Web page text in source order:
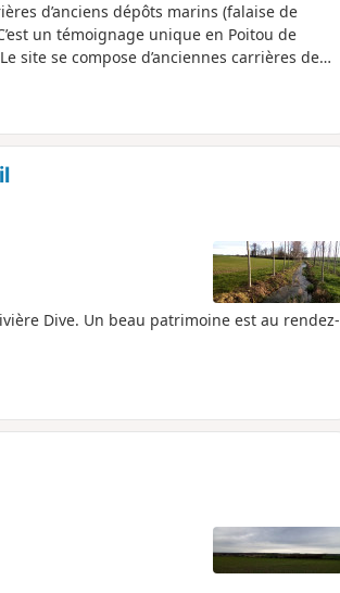
d’anciens dépôts marins (falaise de
un témoignage unique en Poitou de
site se compose d’anciennes carrières de
Dive. Un beau patrimoine est au rendez-